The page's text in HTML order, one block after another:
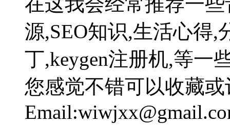
源,SEO知识,生活心得,
丁,keygen注册机,等一
您感觉不错可以收藏